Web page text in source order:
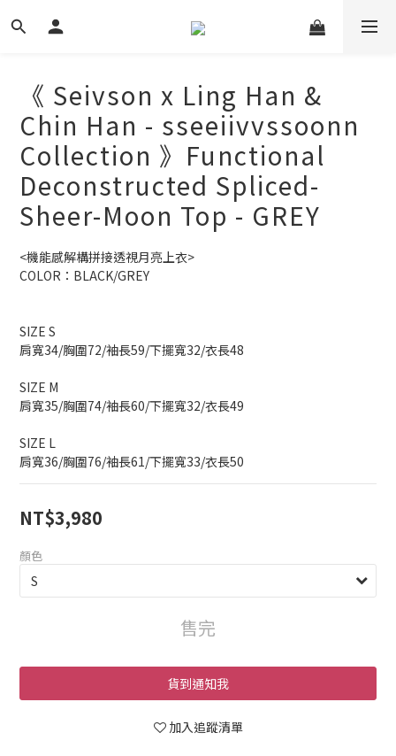
《 Seivson x Ling Han &
Chin Han - sseeiivvssoonn
Collection 》Functional
Deconstructed Spliced-
Sheer-Moon Top - GREY
<機能感解構拼接透視月亮上衣>
COLOR：BLACK/GREY
SIZE S
肩寬34/胸圍72/袖長59/下擺寬32/衣長48
SIZE M
肩寬35/胸圍74/袖長60/下擺寬32/衣長49
SIZE L
肩寬36/胸圍76/袖長61/下擺寬33/衣長50
NT$3,980
顏色
售完
貨到通知我
加入追蹤清單